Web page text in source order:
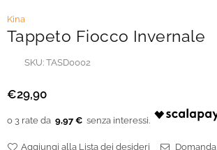
Kina
Tappeto Fiocco Invernale
SKU: TASD0002
Prezzo
€29,90
9,97 €
Aggiungi alla Lista dei desideri Domanda